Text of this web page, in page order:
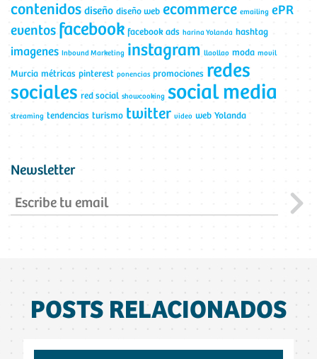
contenidos diseño diseño web ecommerce emailing ePR
eventos facebook facebook ads harina Yolanda hashtag
imagenes Inbound Marketing instagram llaollao moda movil
Murcia métricas pinterest ponencias promociones redes
sociales red social showcooking social media
streaming tendencias turismo twitter video web Yolanda
Newsletter
POSTS RELACIONADOS